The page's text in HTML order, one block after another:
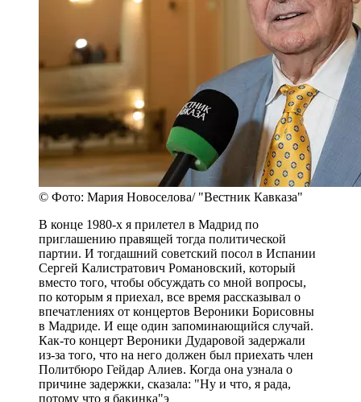
© Фото: Мария Новоселова/ "Вестник Кавказа"
В конце 1980-х я прилетел в Мадрид по
приглашению правящей тогда политической
партии. И тогдашний советский посол в Испании
Сергей Калистратович Романовский, который
вместо того, чтобы обсуждать со мной вопросы,
по которым я приехал, все время рассказывал о
впечатлениях от концертов Вероники Борисовны
в Мадриде. И еще один запоминающийся случай.
Как-то концерт Вероники Дударовой задержали
из-за того, что на него должен был приехать член
Политбюро Гейдар Алиев. Когда она узнала о
причине задержки, сказала: "Ну и что, я рада,
потому что я бакинка"э